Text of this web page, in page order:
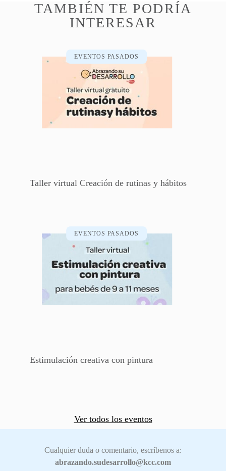
TAMBIÉN TE PODRÍA
INTERESAR
EVENTOS PASADOS
Taller virtual Creación de rutinas y hábitos
EVENTOS PASADOS
Estimulación creativa con pintura
Ver todos los eventos
Cualquier duda o comentario, escríbenos a:
abrazando.sudesarrollo@kcc.com